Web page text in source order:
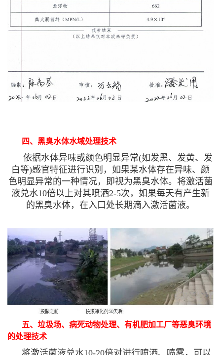
四、黑臭水体水域处理技术
依据水体异味或颜色明显异常(如发黑、发黄、发
白等)感官特征进行识别，如果某水体存在异味、颜
色明显异常的一种情况，即视为黑臭水体。将激活菌
液兑水10倍以上对其喷洒2-5次，如果每天有产生新
的黑臭水体，在入口处长期滴入激活菌液。
五、垃圾场、病死动物处理、有机肥加工厂等恶臭环境
的处理技术